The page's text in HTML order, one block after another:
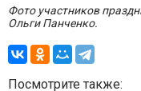
Фото участников
Ольги Панченко.
Посмотрите также: